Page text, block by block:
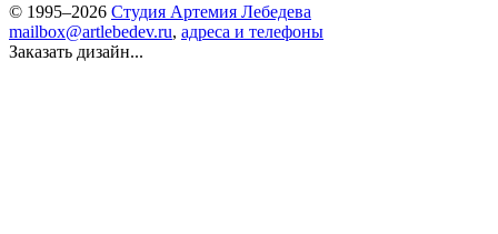
© 1995–2026 Студия Артемия Лебедева
mailbox@artlebedev.ru, адреса и телефоны
Заказать дизайн...